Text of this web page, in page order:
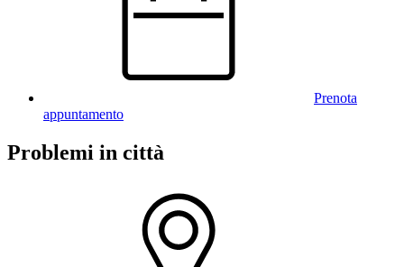
Prenota
appuntamento
Problemi in città